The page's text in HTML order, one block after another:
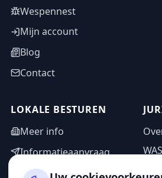
Wespennest
Mijn account
Blog
Contact
LOKALE BESTUREN
Meer info
Informatieaanvraag
Adminzone